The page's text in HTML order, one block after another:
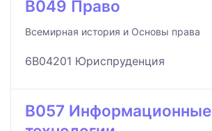
B049 Право
Всемирная история и Основы права
6B04201 Юриспруденция
B057 Информационные